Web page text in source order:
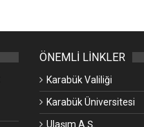
ÖNEMLİ LİNKLER
Karabük Valiliği
Karabük Üniversitesi
Ulaşım A.Ş.